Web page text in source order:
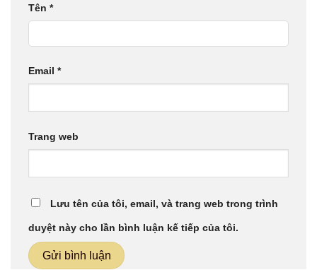
Tên *
Email *
Trang web
Lưu tên của tôi, email, và trang web trong trình
duyệt này cho lần bình luận kế tiếp của tôi.